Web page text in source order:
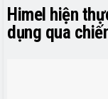
Himel hiện
dụng qua